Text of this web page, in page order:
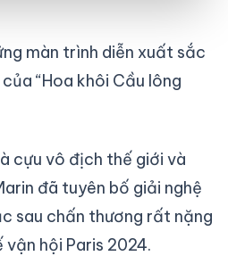
màn trình diễn xuất sắc
“Hoa khôi Cầu lông
cựu vô địch thế giới và
đã tuyên bố giải nghệ
sau chấn thương rất nặng
hội Paris 2024.